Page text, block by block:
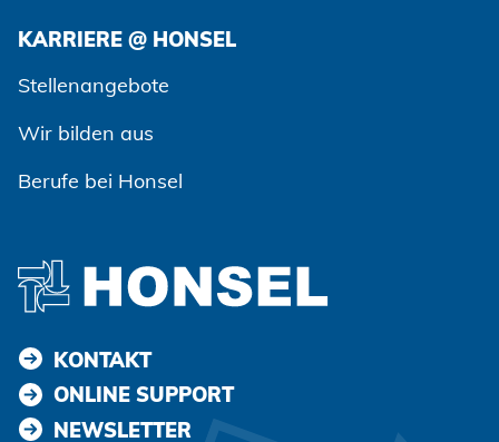
KARRIERE @ HONSEL
Stellenangebote
Wir bilden aus
Berufe bei Honsel
KONTAKT
ONLINE SUPPORT
NEWSLETTER